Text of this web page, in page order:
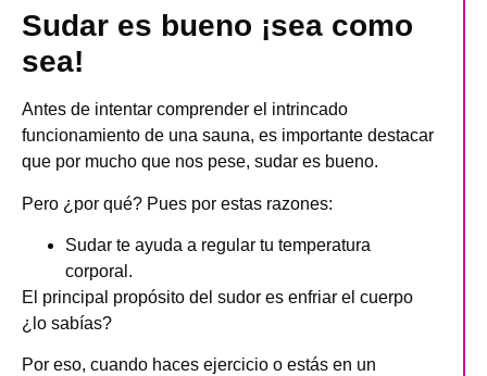
Sudar es bueno ¡sea como
sea!
Antes de intentar comprender el intrincado
funcionamiento de una sauna, es importante destacar
que por mucho que nos pese, sudar es bueno.
Pero ¿por qué? Pues por estas razones:
Sudar te ayuda a regular tu temperatura
corporal.
El principal propósito del sudor es enfriar el cuerpo
¿lo sabías?
Por eso, cuando haces ejercicio o estás en un